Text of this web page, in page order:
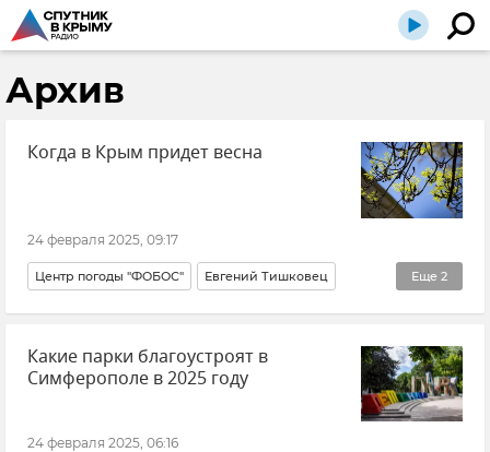
Архив
Когда в Крым придет весна
24 февраля 2025, 09:17
Еще 2
Центр погоды "ФОБОС" Евгений Тишковец
Погода в Крыму Крымская погода
Какие парки благоустроят в
Симферополе в 2025 году
24 февраля 2025, 06:16